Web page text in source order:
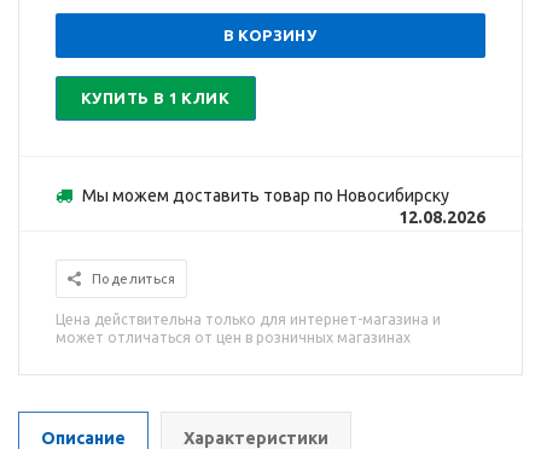
В КОРЗИНУ
КУПИТЬ В 1 КЛИК
Мы можем доставить товар по Новосибирску
12.08.2026
Поделиться
Цена действительна только для интернет-магазина и
может отличаться от цен в розничных магазинах
Описание Характеристики